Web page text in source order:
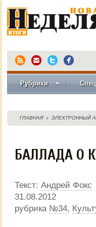
Рубрики
ГЛАВНАЯ ЭЛЕКТРОННЫЙ
БАЛЛАДА О
Текст: Андрей Фокс
31.08.2012
рубрика №34,